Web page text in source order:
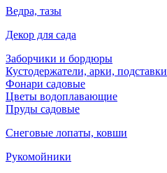
Ведра, тазы
Декор для сада
Заборчики и бордюры
Кустодержатели, арки, подставки
Фонари садовые
Цветы водоплавающие
Пруды садовые
Снеговые лопаты, ковши
Рукомойники